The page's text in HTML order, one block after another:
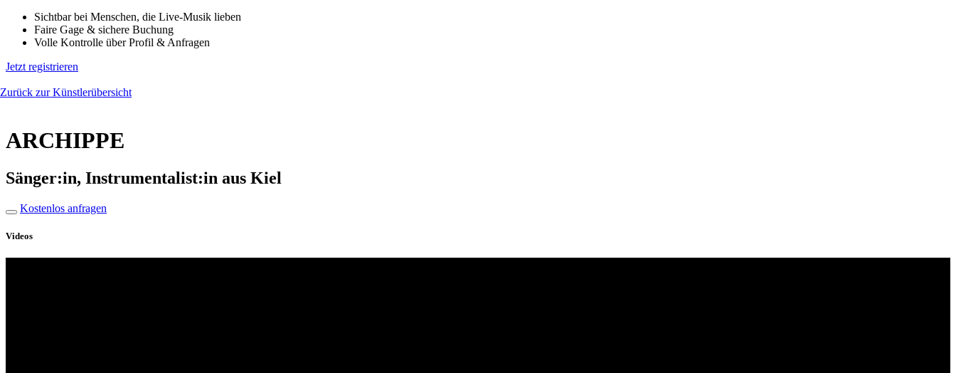
Sichtbar bei Menschen, die Live-Musik lieben
Faire Gage & sichere Buchung
Volle Kontrolle über Profil & Anfragen
Jetzt registrieren
Zurück zur Künstlerübersicht
ARCHIPPE
Sänger:in, Instrumentalist:in aus Kiel
Kostenlos anfragen
Videos